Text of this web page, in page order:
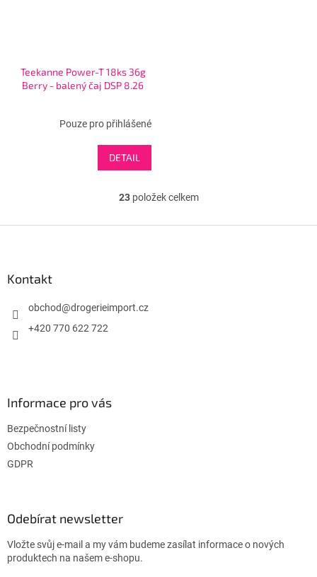
Teekanne Power-T 18ks 36g
Berry - balený čaj DSP 8.26
Pouze pro přihlášené
DETAIL
O
l
23položek celkem
Kontakt
obchod@drogerieimport.cz
+420 770 622 722
Informace pro vás
Bezpečnostní listy
Obchodní podmínky
GDPR
Odebírat newsletter
Vložte svůj e-mail a my vám budeme zasílat informace o nových
produktech na našem e-shopu.